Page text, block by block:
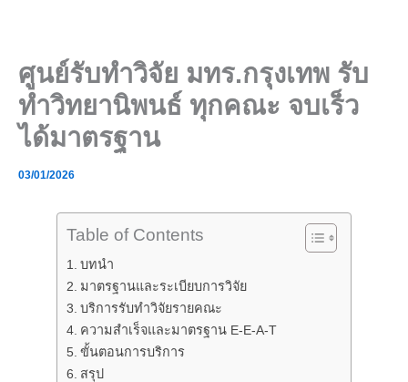
ศูนย์รับทำวิจัย มทร.กรุงเทพ รับ
ทำวิทยานิพนธ์ ทุกคณะ จบเร็ว
ได้มาตรฐาน
03/01/2026
Table of Contents
บทนำ
มาตรฐานและระเบียบการวิจัย
บริการรับทำวิจัยรายคณะ
ความสำเร็จและมาตรฐาน E-E-A-T
ขั้นตอนการบริการ
สรุป